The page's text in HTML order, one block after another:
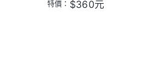
特價： $360元